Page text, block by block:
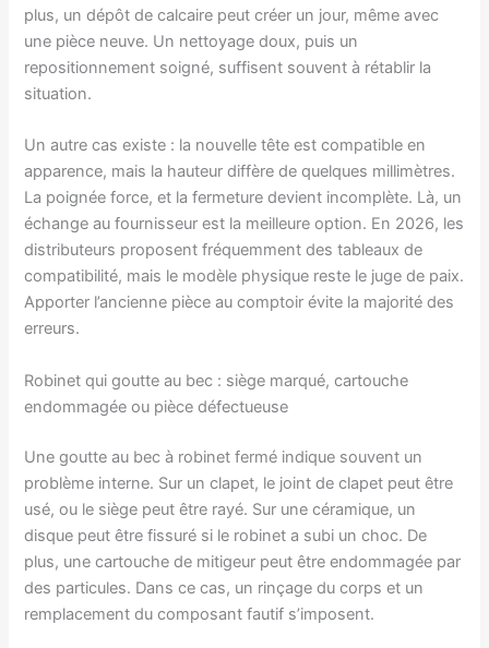
plus, un dépôt de calcaire peut créer un jour, même avec
une pièce neuve. Un nettoyage doux, puis un
repositionnement soigné, suffisent souvent à rétablir la
situation.
Un autre cas existe : la nouvelle tête est compatible en
apparence, mais la hauteur diffère de quelques millimètres.
La poignée force, et la fermeture devient incomplète. Là, un
échange au fournisseur est la meilleure option. En 2026, les
distributeurs proposent fréquemment des tableaux de
compatibilité, mais le modèle physique reste le juge de paix.
Apporter l’ancienne pièce au comptoir évite la majorité des
erreurs.
Robinet qui goutte au bec : siège marqué, cartouche
endommagée ou pièce défectueuse
Une goutte au bec à robinet fermé indique souvent un
problème interne. Sur un clapet, le joint de clapet peut être
usé, ou le siège peut être rayé. Sur une céramique, un
disque peut être fissuré si le robinet a subi un choc. De
plus, une cartouche de mitigeur peut être endommagée par
des particules. Dans ce cas, un rinçage du corps et un
remplacement du composant fautif s’imposent.